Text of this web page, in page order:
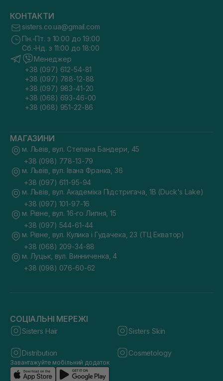
КОНТАКТИ
sisters.co.ua@gmail.com
Пн.-Пт. з 10:00 до 19:00
Сб.-Нд. з 11:00 до 18:00
Менеджер
+38 (097) 612-54-81
+38 (097) 788-12-88
+38 (097) 983-41-20
+38 (068) 693-46-00
+38 (068) 951-22-86
МАГАЗИНИ
м. Львів, вул. Степана Бандери, 45
+38 (098) 778-13-79
м. Львів, вул. Івана Франка, 36
+38 (097) 611-95-94
м. Львів, вул. Академіка Підстригача, 1В (Duck's Lake)
+38 (097) 101-97-16
м. Рівне, вул. 16-го Липня, 15
+38 (097) 544-61-44
м. Рівне, вул. Кулика і Гудачека, 23 (ТЦ Екватор)
+38 (068) 209-34-88
м. Луцьк, вул. Винниченка, 4
+38 (098) 076-60-62
СОЦІАЛЬНІ МЕРЕЖІ
Sisters Hair Sisters Skin
Distribution Cosmetology
Завантажуйте мобільний додаток